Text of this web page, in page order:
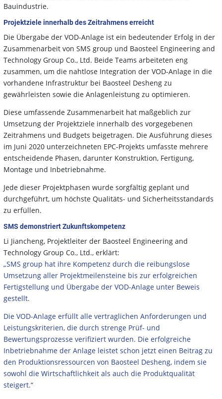
Bauindustrie.
Projektziele innerhalb des Zeitrahmens erreicht
Die Übergabe der VOD-Anlage ist ein bedeutender Erfolg in der
Zusammenarbeit von SMS group und Baosteel Engineering and
Technology Group Co., Ltd. Beide Teams arbeiteten eng
zusammen, um die nahtlose Integration der VOD-Anlage in die
vorhandene Infrastruktur bei Baosteel Desheng zu
gewährleisten sowie die Anlagenleistung zu optimieren.
Diese umfassende Zusammenarbeit hat maßgeblich zur
Umsetzung der Projektziele innerhalb des vorgegebenen
Zeitrahmens und Budgets beigetragen. Die Ausführung dieses
im Juni 2020 unterzeichneten EPC-Projekts umfasste mehrere
entscheidende Phasen, darunter Konstruktion, Fertigung,
Montage und Inbetriebnahme.
Jede dieser Projektphasen wurde sorgfältig geplant und
durchgeführt, um höchste Qualitäts- und Sicherheitsstandards
zu erfüllen.
SMS demonstriert Zukunftskompetenz
Li Jiancheng, Projektleiter der Baosteel Engineering and
Technology Group Co., Ltd., erklärt:
„SMS group hat ihre Kompetenz durch die reibungslose
Umsetzung aller Projektmeilensteine bis zur erfolgreichen
Fertigstellung und Übergabe der VOD-Anlage unter Beweis
gestellt.
Die VOD-Anlage erfüllt alle vertraglichen Anforderungen und
Leistungskriterien, die durch strenge Prüf- und
Bewertungsprozesse verifiziert wurden. Die erfolgreiche
Inbetriebnahme der Anlage leistet schon jetzt einen Beitrag zu
den Produktionsressourcen von Baosteel Desheng, indem sie
sowohl die Wirtschaftlichkeit als auch die Produktqualität
steigert.“